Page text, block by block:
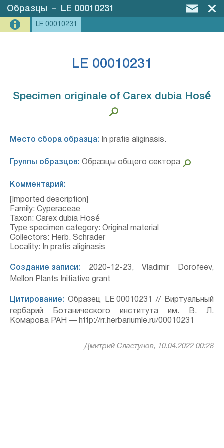
Образцы – LE 00010231
LE 00010231
LE 00010231
Specimen originale of Carex dubia Hosé⁣
Место сбора образца: In pratis aliginasis.
Группы образцов: Образцы общего сектора
Комментарий:
[Imported description]
Family: Cyperaceae
Taxon: Carex dubia Hosé
Type specimen category: Original material
Collectors: Herb. Schrader
Locality: In pratis aliginasis
Создание записи: 2020-12-23, Vladimir Dorofeev,
Mellon Plants Initiative grant
Цитирование: Образец LE 00010231 // Виртуальный
гербарий Ботанического института им. В. Л.
Комарова РАН — http://rr.herbariumle.ru/00010231
Дмитрий Сластунов, 10.04.2022 00:28